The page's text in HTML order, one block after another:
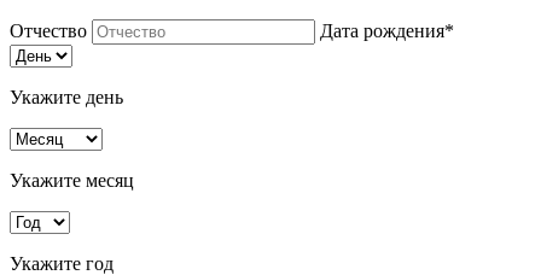
Отчество Дата рождения*
Укажите день
Укажите месяц
Укажите год